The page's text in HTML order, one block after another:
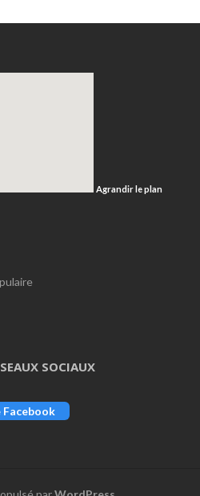
Agrandir le plan
SOCIAUX
Facebook